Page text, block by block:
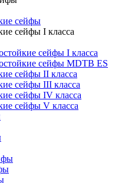
сейфы
сейфы I класса
сейфы I класса
сейфы MDTB ES
сейфы II класса
сейфы III класса
сейфы IV класса
сейфы V класса